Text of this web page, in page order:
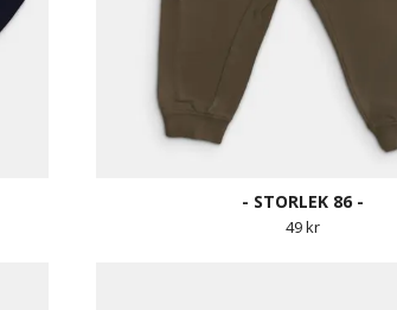
- STORLEK 86 -
49 kr